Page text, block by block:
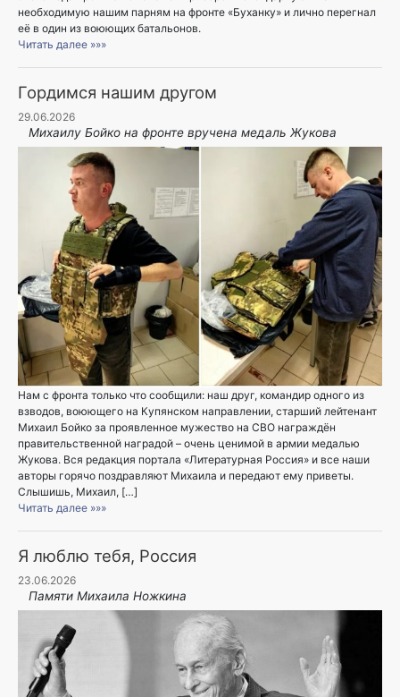
необходимую нашим парням на фронте «Буханку» и лично перегнал
её в один из воюющих батальонов.
Читать далее »»»
Гордимся нашим другом
29.06.2026
Михаилу Бойко на фронте вручена медаль Жукова
Нам с фронта только что сообщили: наш друг, командир одного из
взводов, воюющего на Купянском направлении, старший лейтенант
Михаил Бойко за проявленное мужество на СВО награждён
правительственной наградой – очень ценимой в армии медалью
Жукова. Вся редакция портала «Литературная Россия» и все наши
авторы горячо поздравляют Михаила и передают ему приветы.
Слышишь, Михаил, […]
Читать далее »»»
Я люблю тебя, Россия
23.06.2026
Памяти Михаила Ножкина